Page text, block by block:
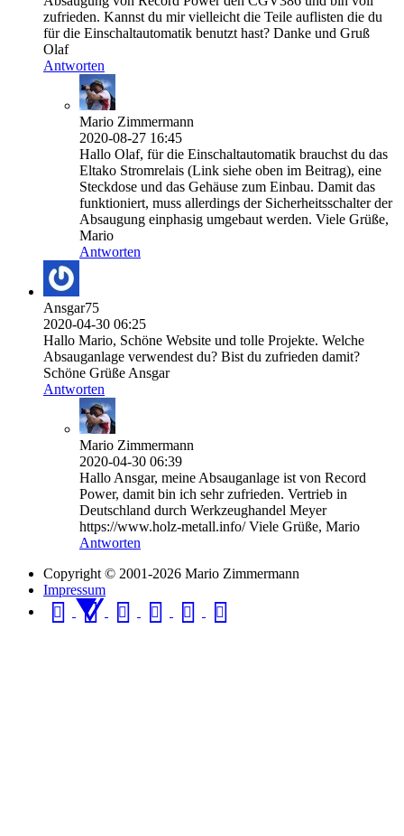
zufrieden. Kannst du mir vielleicht die Teile auflisten die du
für die Einschaltautomatik benutzt hast? Danke und Gruß
Olaf
Antworten
Mario Zimmermann
2020-08-27 16:45
Hallo Olaf, für die Einschaltautomatik brauchst du das
Eltako Stromrelais (Link siehe oben im Beitrag), eine
Steckdose und das Gehäuse zum Einbau. Damit das
funktioniert, muss allerdings der Sicherheitsschalter der
Absaugung einphasig umgebaut werden. Viele Grüße,
Mario
Antworten
Ansgar75
2020-04-30 06:25
Hallo Mario, Schöne Website und tolle Projekte. Welche
Absauganlage verwendest du? Bist du zufrieden damit?
Schöne Grüße Ansgar
Antworten
Mario Zimmermann
2020-04-30 06:39
Hallo Ansgar, meine Absauganlage ist von Record
Power, damit bin ich sehr zufrieden. Vertrieb in
Deutschland durch Werkzeughandel Meyer
https://www.holz-metall.info/ Viele Grüße, Mario
Antworten
Copyright © 2001-2026 Mario Zimmermann
Impressum